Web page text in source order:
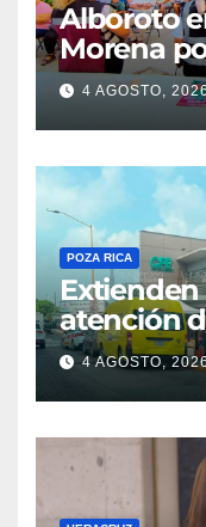
Alboroto
Morena
diputación
4 AGOSTO,
POZA RICA
atención
4 AGOSTO,